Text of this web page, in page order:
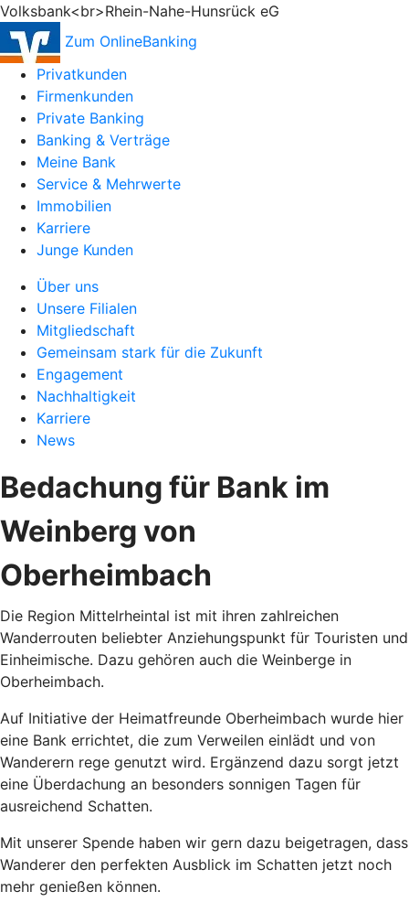
Volksbank<br>Rhein-Nahe-Hunsrück eG
Zum OnlineBanking
Privatkunden
Firmenkunden
Private Banking
Banking & Verträge
Meine Bank
Service & Mehrwerte
Immobilien
Karriere
Junge Kunden
Über uns
Unsere Filialen
Mitgliedschaft
Gemeinsam stark für die Zukunft
Engagement
Nachhaltigkeit
Karriere
News
Bedachung für Bank im
Weinberg von
Oberheimbach
Die Region Mittelrheintal ist mit ihren zahlreichen
Wanderrouten beliebter Anziehungspunkt für Touristen und
Einheimische. Dazu gehören auch die Weinberge in
Oberheimbach.
Auf Initiative der Heimatfreunde Oberheimbach wurde hier
eine Bank errichtet, die zum Verweilen einlädt und von
Wanderern rege genutzt wird. Ergänzend dazu sorgt jetzt
eine Überdachung an besonders sonnigen Tagen für
ausreichend Schatten.
Mit unserer Spende haben wir gern dazu beigetragen, dass
Wanderer den perfekten Ausblick im Schatten jetzt noch
mehr genießen können.